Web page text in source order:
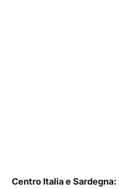
Centro Italia e Sardegna: